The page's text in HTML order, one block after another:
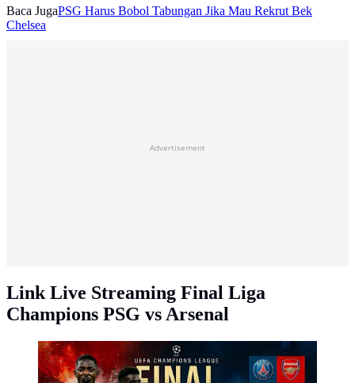
Baca JugaPSG Harus Bobol Tabungan Jika Mau Rekrut Bek
Chelsea
Advertisement
Link Live Streaming Final Liga
Champions PSG vs Arsenal